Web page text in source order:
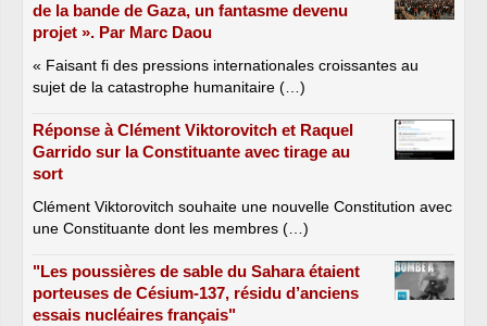
de la bande de Gaza, un fantasme devenu
projet ». Par Marc Daou
« Faisant fi des pressions internationales croissantes au
sujet de la catastrophe humanitaire (…)
Réponse à Clément Viktorovitch et Raquel
Garrido sur la Constituante avec tirage au
sort
Clément Viktorovitch souhaite une nouvelle Constitution avec
une Constituante dont les membres (…)
"Les poussières de sable du Sahara étaient
porteuses de Césium-137, résidu d’anciens
essais nucléaires français"